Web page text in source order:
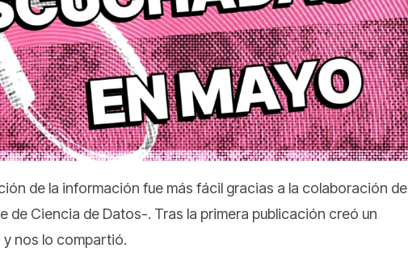
de la información fue más fácil gracias a la colaboración de
de Ciencia de Datos-. Tras la primera publicación creó un
nos lo compartió.